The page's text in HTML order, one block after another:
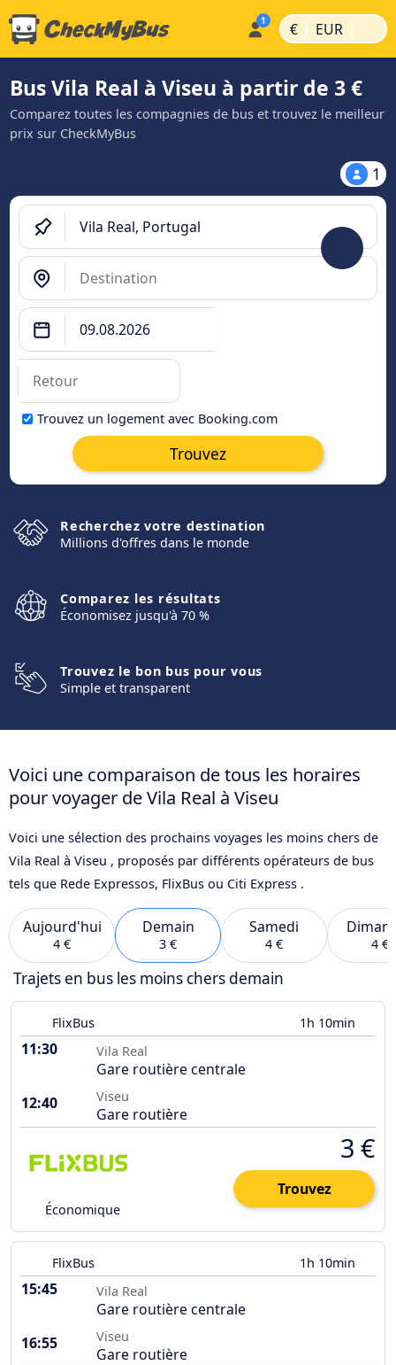
€ | EUR |
Bus Vila Real à Viseu à partir de 3 €
Comparez toutes les compagnies de bus et trouvez le meilleur
prix sur CheckMyBus
1
Trouvez un logement avec Booking.com
Trouvez
Recherchez votre destination
Millions d'offres dans le monde
Comparez les résultats
Économisez jusqu'à 70 %
Trouvez le bon bus pour vous
Simple et transparent
Voici une comparaison de tous les horaires
pour voyager de Vila Real à Viseu
Voici une sélection des prochains voyages les moins chers de
Vila Real à Viseu , proposés par différents opérateurs de bus
tels que Rede Expressos, FlixBus ou Citi Express .
Aujourd'hui
4 €
Demain
3 €
Samedi
4 € 4 €
Trajets en bus les moins chers demain
FlixBus 1h 10min
11:30 Vila Real
Gare routière centrale
12:40
Viseu
Gare routière
Économique
3 €
Trouvez
FlixBus 1h 10min
15:45 Vila Real
Gare routière centrale
16:55
Viseu
Gare routière